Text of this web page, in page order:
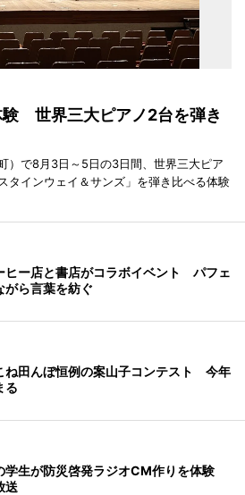
験 世界三大ピアノ2台を弾き
）で8月3日～5日の3日間、世界三大ピア
タインウェイ＆サンズ」を弾き比べる体験
ヒー店と書店がコラボイベント パフェ
がら言葉を紡ぐ
ね田んぼ恒例の案山子コンテスト 今年
る
学生が防災啓発ラジオCM作りを体験
送